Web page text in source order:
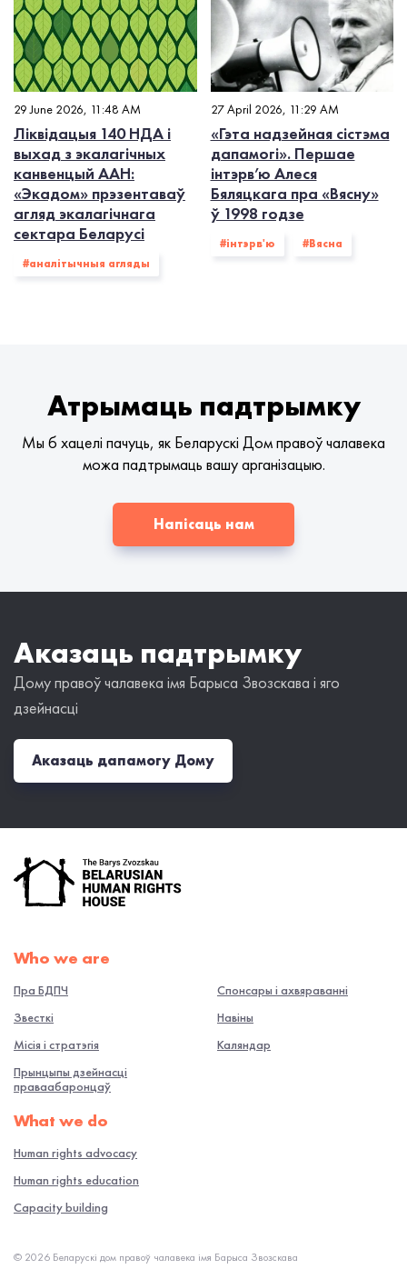
29 June 2026, 11:48 AM
Ліквідацыя 140 НДА і
выхад з экалагiчных
канвенцый ААН:
«Экадом» прэзентаваў
агляд экалагічнага
сектара Беларусі
#аналітычныя агляды
27 April 2026, 11:29 AM
«Гэта надзейная сістэма
дапамогі». Першае
інтэрв’ю Алеся
Бяляцкага пра «Вясну»
ў 1998 годзе
#інтэрв'ю #Вясна
Атрымаць падтрымку
Мы б хацелі пачуць, як Беларускі Дом правоў чалавека
можа падтрымаць вашу арганізацыю.
Напісаць нам
Аказаць падтрымку
Дому правоў чалавека імя Барыса Звозскава і яго
дзейнасці
Аказаць дапамогу Дому
Who we are
Пра БДПЧ
Звесткі
Місія і стратэгія
Прынцыпы дзейнасці
праваабаронцаў
Спонсары і ахвяраванні
Навiны
Каляндар
What we do
Human rights advocacy
Human rights education
Capacity building
© 2026 Беларускі дом правоў чалавека імя Барыса Звозскава